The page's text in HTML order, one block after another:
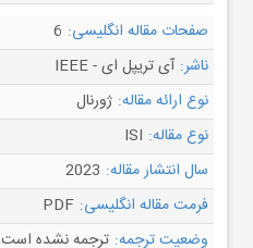
صفحات مقاله انگلیسی: 6
ناشر: آی تریپل ای - IEEE
نوع ارائه مقاله: ژورنال
نوع مقاله: ISI
سال انتشار مقاله: 2023
فرمت مقاله انگلیسی: PDF
وضعیت ترجمه: ترجمه نشده است